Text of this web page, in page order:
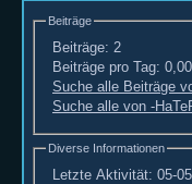
Beiträge
Beiträge: 2
Beiträge pro Tag: 0,00
Suche alle Beiträge
Suche alle von -
Diverse Informationen
Letzte Aktivität: 05-